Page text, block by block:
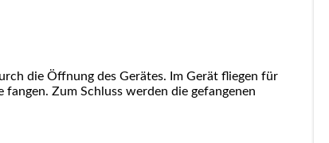
die Öffnung des Gerätes. Im Gerät fliegen für
Zum Schluss werden die gefangenen